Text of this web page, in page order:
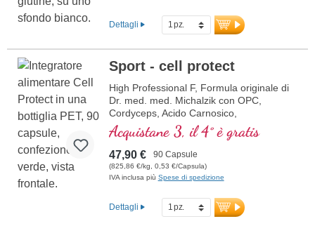
Dettagli
Sport - cell protect
High Professional F, Formula originale di
Dr. med. med. Michalzik con OPC,
Cordyceps, Acido Carnosico,
Resveratrolo, Q10, Glutatione, NADH,
Omega 3, Melograno e Vitamina C pura.
Acquistane 3, il 4° è gratis
47,90 € 90 Capsule
(825,86 €/kg, 0,53 €/Capsula)
IVA inclusa più Spese di spedizione
Dettagli